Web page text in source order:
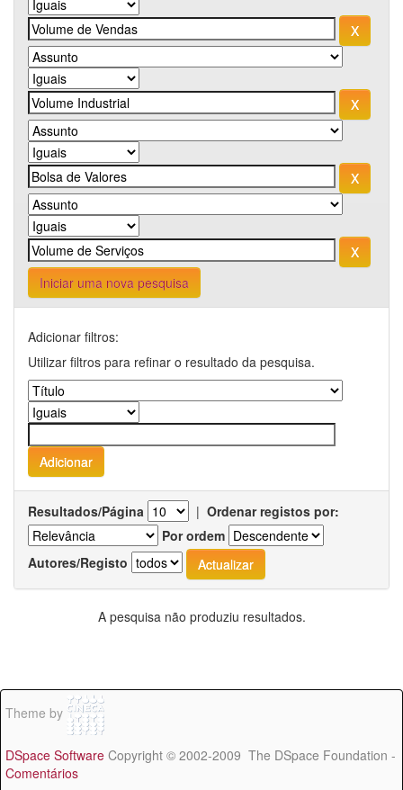
Iniciar uma nova pesquisa
Adicionar filtros:
Utilizar filtros para refinar o resultado da pesquisa.
Resultados/Página | Ordenar registos por:
Por ordem
Autores/Registo
A pesquisa não produziu resultados.
Theme by
DSpace Software Copyright © 2002-2009 The DSpace Foundation -
Comentários